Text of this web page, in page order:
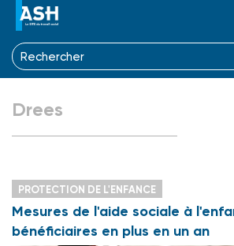
Drees
PROTECTION DE L'ENFANCE
Mesures de l'aide sociale à
bénéficiaires en plus en un an